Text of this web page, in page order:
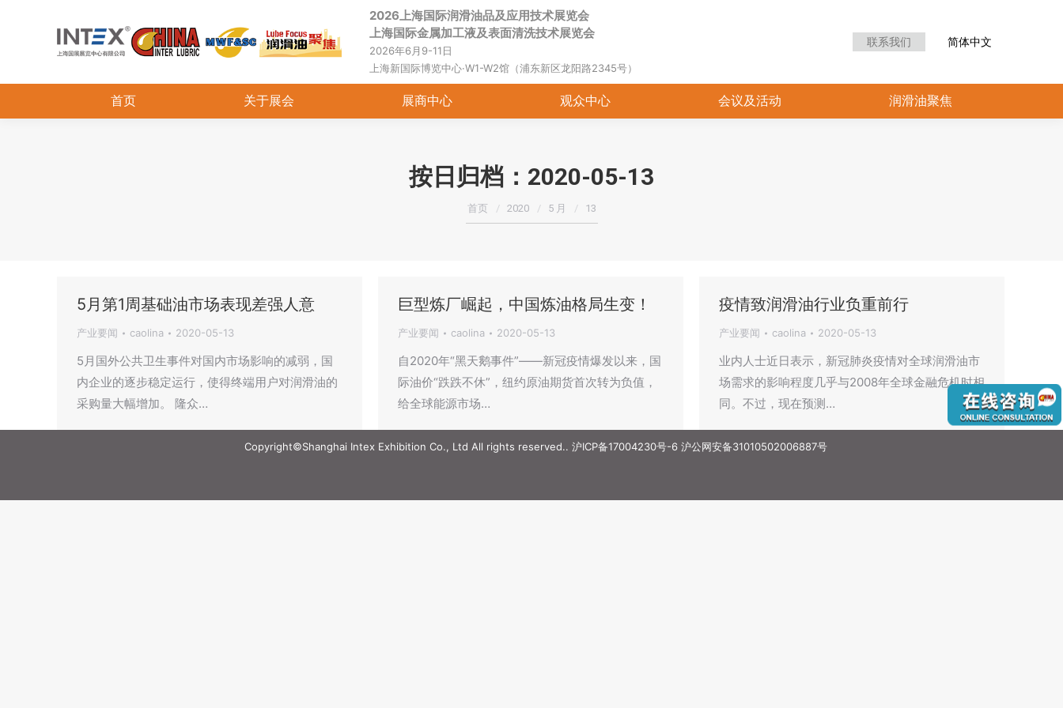
2026上海国际润滑油品及应用技术展览会
上海国际金属加工液及表面清洗技术展览会
2026年6月9-11日
上海新国际博览中心·W1-W2馆（浦东新区龙阳路2345号）
联系我们 简体中文
首页 关于展会 展商中心 观众中心 会议及活动 润滑油聚焦
按日归档： 2020-05-13
您在这里：
首页 2020 5 月 13
5月第1周基础油市场表现差强人意
产业要闻 caolina 2020-05-13
5月国外公共卫生事件对国内市场影响的减弱，国
内企业的逐步稳定运行，使得终端用户对润滑油的
采购量大幅增加。 隆众…
巨型炼厂崛起，中国炼油格局生变！
产业要闻 caolina 2020-05-13
自2020年“黑天鹅事件”——新冠疫情爆发以来，国
际油价“跌跌不休”，纽约原油期货首次转为负值，
给全球能源市场…
疫情致润滑油行业负重前行
产业要闻 caolina 2020-05-13
业内人士近日表示，新冠肺炎疫情对全球润滑油市
场需求的影响程度几乎与2008年全球金融危机时相
同。不过，现在预测…
Copyright©Shanghai Intex Exhibition Co., Ltd All rights reserved.. 沪ICP备17004230号-6沪公网安备31010502006887号
首页 关于展会 展商中心